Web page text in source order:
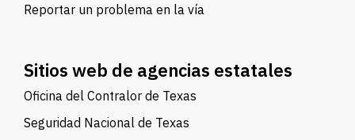
Reportar un problema en la vía
Sitios web de agencias estatales
Oficina del Contralor de Texas
Seguridad Nacional de Texas